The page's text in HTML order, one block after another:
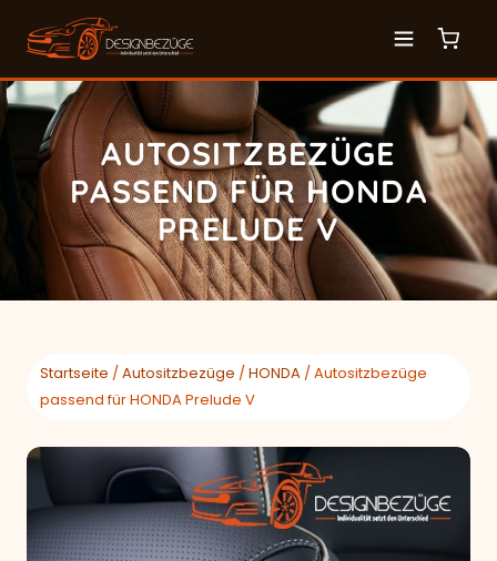
AUTOSITZBEZÜGE
PASSEND FÜR HONDA
PRELUDE V
Startseite /Autositzbezüge /HONDA / Autositzbezüge
passend für HONDA Prelude V